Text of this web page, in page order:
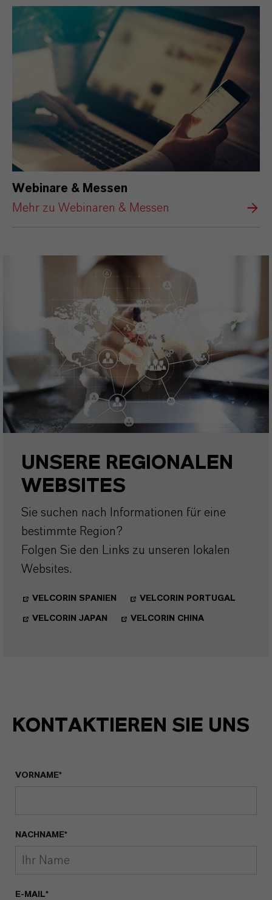
Webinare & Messen
Mehr zu Webinaren & Messen
UNSERE REGIONALEN
WEBSITES
Sie suchen nach Informationen für eine
bestimmte Region?
Folgen Sie den Links zu unseren lokalen
Websites.
VELCORIN SPANIEN VELCORIN PORTUGAL
VELCORIN JAPAN VELCORIN CHINA
KONTAKTIEREN SIE UNS
VORNAME*
NACHNAME*
E-MAIL*